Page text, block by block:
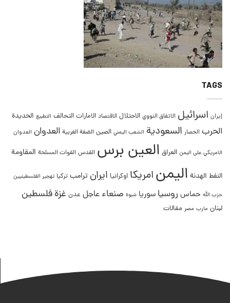
TAGS
إيران اسرائيل الاتفاق النووي الاحتلال الاقتصاد الامارات التحالف التطبيع الحديدة
الحرب الحصار السعودية الشعب اليمني الصين الضفة الغربية العدوان العدوان
الامريكي على اليمن العراق العين برس القدس القوات المسلحة المقاومة
النفط الهدنة اليمنامريكا اوكرانيا ايران ترامب تركيا تهجير الفلسطينيين
حزب الله حماس روسيا سوريا شبوة صنعاء عاجل عدن غزةفلسطين
لبنان مارب مصر مقالات